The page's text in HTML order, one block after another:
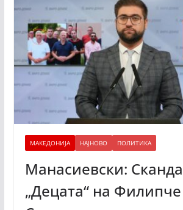
МАКЕДОНИЈА НАЈНОВО ПОЛИТИКА
Манасиевски:
„Децата“ на